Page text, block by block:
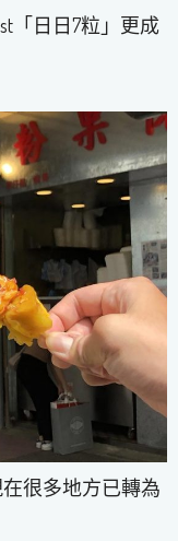
「日日7粒」更成
很多地方已轉為